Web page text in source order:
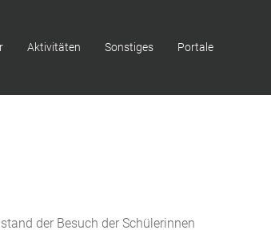
Aktivitäten Sonstiges Portale
der Besuch der Schülerinnen